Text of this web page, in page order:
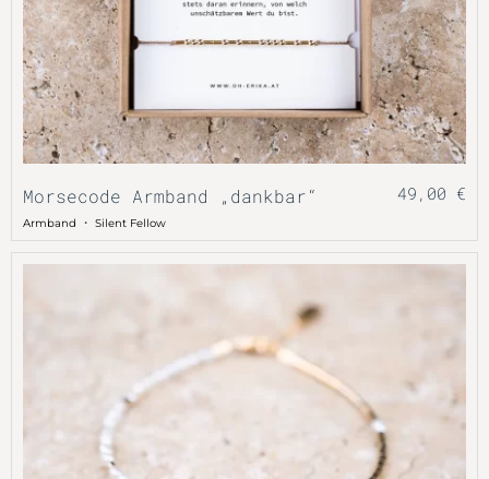
Morsecode Armband „dankbar“ 49,00 €
Armband ・ Silent Fellow